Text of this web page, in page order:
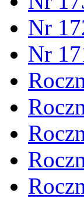
Nr
Nr